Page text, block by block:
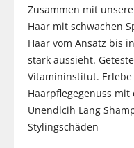
Zusammen mit
Haar mit schwachen
Haar vom Ansatz bis
stark aussieht.
Vitamininstitut.
Haarpflegegenuss mit
Unendlcih Lang
Stylingschäden